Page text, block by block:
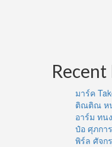
Recent
มาร์ค
ติณติณ ห
อาร์ม ทน
ป๋อ ศุภกา
พิร์ล ศัจก